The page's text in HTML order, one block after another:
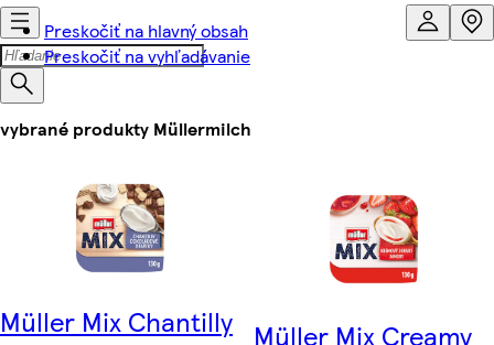
Preskočiť na hlavný obsah
Preskočiť na vyhľadávanie
vybrané produkty Müllermilch
Müller Mix Chantilly
Müller Mix Creamy